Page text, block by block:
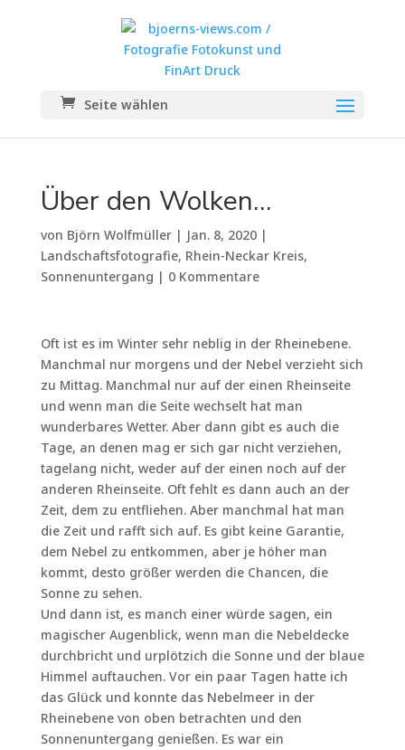
Seite wählen
Über den Wolken…
von Björn Wolfmüller| Jan. 8, 2020|
Landschaftsfotografie, Rhein-Neckar Kreis,
Sonnenuntergang | 0 Kommentare
Oft ist es im Winter sehr neblig in der Rheinebene.
Manchmal nur morgens und der Nebel verzieht sich
zu Mittag. Manchmal nur auf der einen Rheinseite
und wenn man die Seite wechselt hat man
wunderbares Wetter. Aber dann gibt es auch die
Tage, an denen mag er sich gar nicht verziehen,
tagelang nicht, weder auf der einen noch auf der
anderen Rheinseite. Oft fehlt es dann auch an der
Zeit, dem zu entfliehen. Aber manchmal hat man
die Zeit und rafft sich auf. Es gibt keine Garantie,
dem Nebel zu entkommen, aber je höher man
kommt, desto größer werden die Chancen, die
Sonne zu sehen.
Und dann ist, es manch einer würde sagen, ein
magischer Augenblick, wenn man die Nebeldecke
durchbricht und urplötzich die Sonne und der blaue
Himmel auftauchen. Vor ein paar Tagen hatte ich
das Glück und konnte das Nebelmeer in der
Rheinebene von oben betrachten und den
Sonnenuntergang genießen. Es war ein